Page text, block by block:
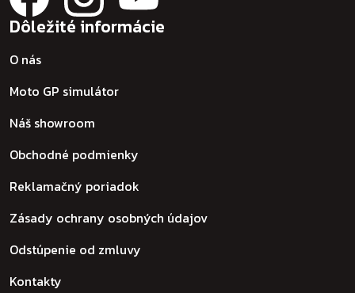
Dôležité informácie
O nás
Moto GP simulátor
Náš showroom
Obchodné podmienky
Reklamačný poriadok
Zásady ochrany osobných údajov
Odstúpenie od zmluvy
Kontakty